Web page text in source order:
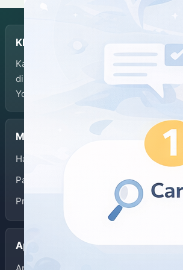
KBJI
Kamus Bahasa Jawa-Indonesia
dikelola oleh Balai Bahasa Provinsi
Yogyakarta.
Menu
Halaman Depan
Panduan Penggunaan
Privacy Policy
Aplikasi